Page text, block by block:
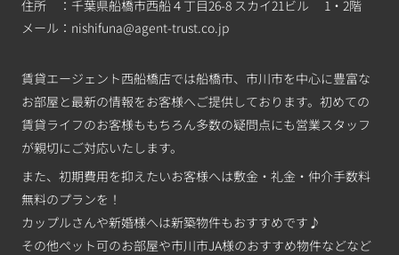
住所 ：千葉県船橋市西船４丁目26-8 スカイ21ビル 1・2階
メール： nishifuna@agent-trust.co.jp
賃貸エージェント西船橋店では船橋市、市川市を中心に豊富な
お部屋と最新の情報をお客様へご提供しております。初めての
賃貸ライフのお客様ももちろん多数の疑問点にも営業スタッフ
が親切にご対応いたします。
また、初期費用を抑えたいお客様へは敷金・礼金・仲介手数料
無料のプランを！
カップルさんや新婚様へは新築物件もおすすめです♪
その他ペット可のお部屋や市川市JA様のおすすめ物件などなど